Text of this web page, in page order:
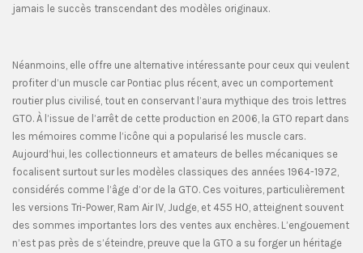
jamais le succès transcendant des modèles originaux.
Néanmoins, elle offre une alternative intéressante pour ceux qui veulent
profiter d’un muscle car Pontiac plus récent, avec un comportement
routier plus civilisé, tout en conservant l’aura mythique des trois lettres
GTO. À l’issue de l’arrêt de cette production en 2006, la GTO repart dans
les mémoires comme l’icône qui a popularisé les muscle cars.
Aujourd’hui, les collectionneurs et amateurs de belles mécaniques se
focalisent surtout sur les modèles classiques des années 1964-1972,
considérés comme l’âge d’or de la GTO. Ces voitures, particulièrement
les versions Tri-Power, Ram Air IV, Judge, et 455 HO, atteignent souvent
des sommes importantes lors des ventes aux enchères. L’engouement
n’est pas près de s’éteindre, preuve que la GTO a su forger un héritage